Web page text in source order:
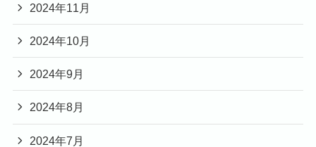
2024年11月
2024年10月
2024年9月
2024年8月
2024年7月